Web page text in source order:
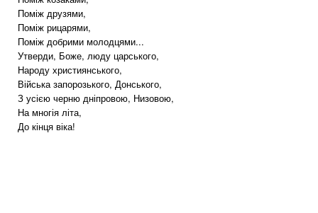
Поміж друзями,
Поміж рицарями,
Поміж добрими молодцями...
Утверди, Боже, люду царського,
Народу християнського,
Війська запорозького, Донського,
З усією черню дніпровою, Низовою,
На многія літа,
До кінця віка!